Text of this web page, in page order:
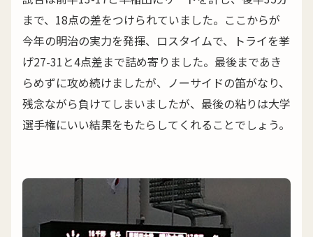
まで、18点の差をつけられていました。ここからが
今年の明治の実力を発揮、ロスタイムで、トライを挙
げ27-31と4点差まで詰め寄りました。最後まであき
らめずに攻め続けましたが、ノーサイドの笛がなり、
残念ながら負けてしまいましたが、最後の粘りは大学
選手権にいい結果をもたらしてくれることでしょう。